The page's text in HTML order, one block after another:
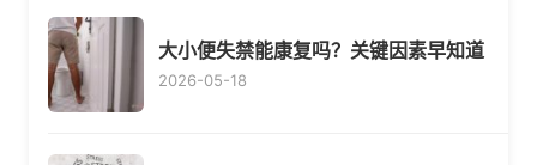
大小便失禁能康复吗？关键因素早知道
2026-05-18